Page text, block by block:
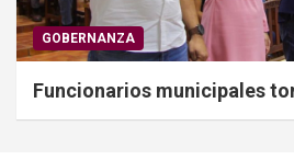
GOBERNANZA
Funcionarios municipales